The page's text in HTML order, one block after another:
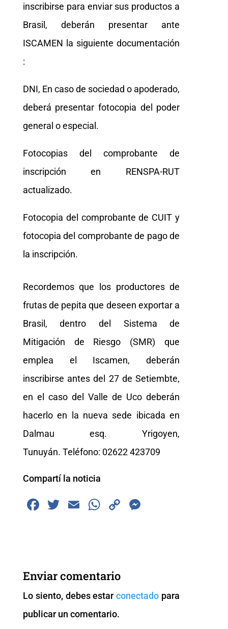
inscribirse para enviar sus productos a
Brasil, deberán presentar ante
ISCAMEN la siguiente documentación
:
DNI, En caso de sociedad o apoderado,
deberá presentar fotocopia del poder
general o especial.
Fotocopias del comprobante de
inscripción en RENSPA-RUT
actualizado.
Fotocopia del comprobante de CUIT y
fotocopia del comprobante de pago de
la inscripción.
Recordemos que los productores de
frutas de pepita que deseen exportar a
Brasil, dentro del Sistema de
Mitigación de Riesgo (SMR) que
emplea el Iscamen, deberán
inscribirse antes del 27 de Setiembte,
en el caso del Valle de Uco deberán
hacerlo en la nueva sede ibicada en
Dalmau esq. Yrigoyen,
Tunuyán. Teléfono: 02622 423709
Compartí la noticia
F
b
o
o
k
T
E
W
A
p
p
C
k
er
Enviar comentario
Lo siento, debes estarconectado para
publicar un comentario.